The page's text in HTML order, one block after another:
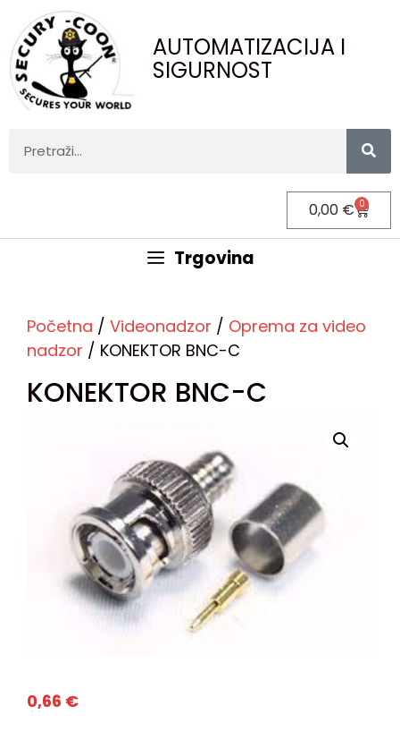
AUTOMATIZACIJA I
SIGURNOST
0,00 € 0
Trgovina
Početna / Videonadzor / Oprema za video
nadzor / KONEKTOR BNC-C
KONEKTOR BNC-C
0,66 €